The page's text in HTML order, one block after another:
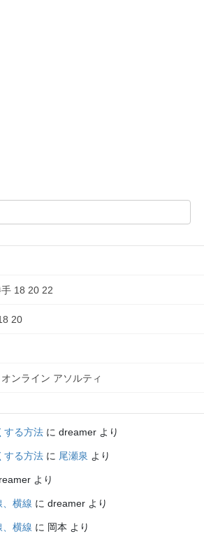
18 20 22
20
ンライン アソルティ
する方法 に dreamer より
する方法 に 尾瀬泉 より
より
横線 に dreamer より
横線 に 岡本 より